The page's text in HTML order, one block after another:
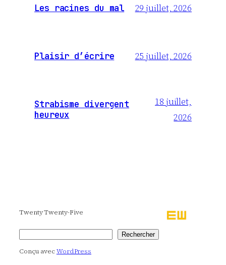
Les racines du mal 29 juillet, 2026
Plaisir d’écrire 25 juillet, 2026
Strabisme divergent
heureux
18 juillet,
2026
Twenty Twenty-Five
Rechercher
Conçu avecWordPress